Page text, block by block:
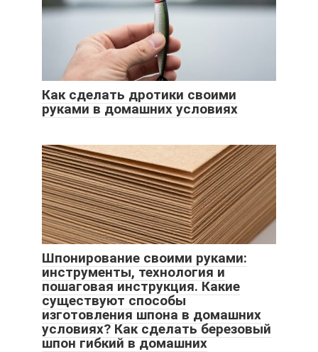
Как сделать дротики своими
руками в домашних условиях
Шпонирование своими руками:
инструменты, технология и
пошаговая инструкция. Какие
существуют способы
изготовления шпона в домашних
условиях? Как сделать березовый
шпон гибкий в домашних